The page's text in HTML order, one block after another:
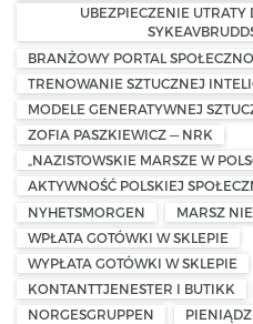
UBEZPIECZENIE
BRANŻOWY PORTAL
TRENOWANIE SZTUCZNEJ
MODELE GENERATYWNEJ
ZOFIA PASZKIEWICZ — NRK
„NAZISTOWSKIE MARSZE W
AKTYWNOŚĆ POLSKIEJ
NYHETSMORGEN
MARSZ
WPŁATA GOTÓWKI W SKLEPIE
WYPŁATA GOTÓWKI W SKLEPIE
KONTANTTJENESTER I BUTIKK
NORGESGRUPPEN